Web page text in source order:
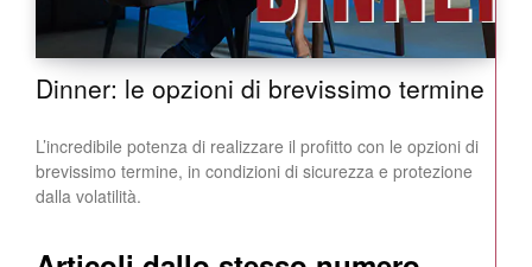
Dinner: le opzioni di brevissimo termine
L’incredibile potenza di realizzare il profitto con le opzioni di
brevissimo termine, in condizioni di sicurezza e protezione
dalla volatilità.